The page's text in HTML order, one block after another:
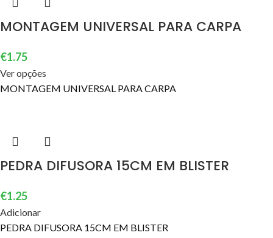
MONTAGEM UNIVERSAL PARA CARPA
€1.75
Ver opções
MONTAGEM UNIVERSAL PARA CARPA
PEDRA DIFUSORA 15CM EM BLISTER
€1.25
Adicionar
PEDRA DIFUSORA 15CM EM BLISTER